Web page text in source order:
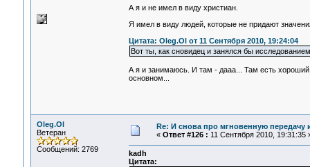
А я и не имел в виду христиан.
Я имел в виду людей, которые не придают
Цитата: Oleg.Ol от 11 Сентября 2010, 19:24:04
Вот ты, как сновидец и занялся бы
А я и занимаюсь. И там - дааа... Там есть
основном...
Oleg.Ol
Ветеран
Сообщений: 2769
Re: И снова про мгновенную
« Ответ #126 : 11 Сентября 2010, 19:31:35
kadh
Цитата: